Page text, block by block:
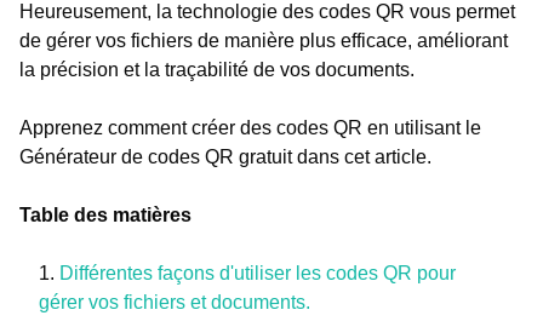
Heureusement, la technologie des codes QR vous permet
de gérer vos fichiers de manière plus efficace, améliorant
la précision et la traçabilité de vos documents.
Apprenez comment créer des codes QR en utilisant le
Générateur de codes QR gratuit dans cet article.
Table des matières
Différentes façons d'utiliser les codes QR pour
gérer vos fichiers et documents.